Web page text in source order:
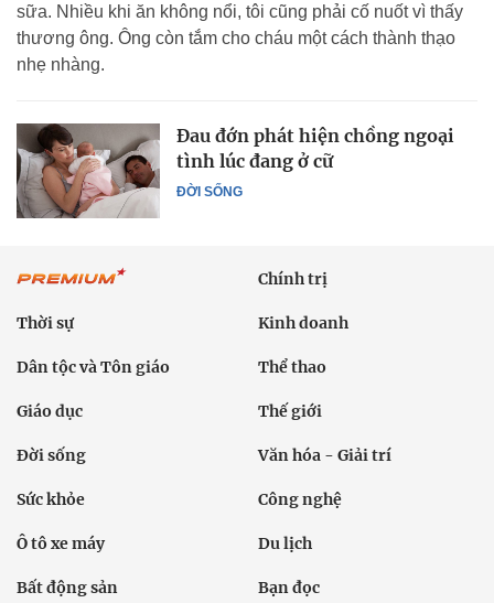
sữa. Nhiều khi ăn không nổi, tôi cũng phải cố nuốt vì thấy
thương ông. Ông còn tắm cho cháu một cách thành thạo
nhẹ nhàng.
ĐỜI SỐNG
Đau đớn phát hiện chồng ngoại
tình lúc đang ở cữ
Chính trị
Thời sự Kinh doanh
Dân tộc và Tôn giáo Thể thao
Giáo dục Thế giới
Đời sống Văn hóa - Giải trí
Sức khỏe Công nghệ
Ô tô xe máy Du lịch
Bất động sản Bạn đọc